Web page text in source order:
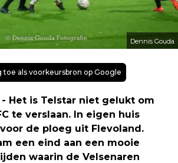
Dennis Gouda
toe als voorkeursbron op Google
- Het is Telstar niet gelukt om
te verslaan. In eigen huis
de ploeg uit Flevoland.
een eind aan een mooie
waarin de Velsenaren